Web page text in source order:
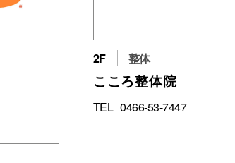
2F 整体
こころ整体院
TEL 0466-53-7447